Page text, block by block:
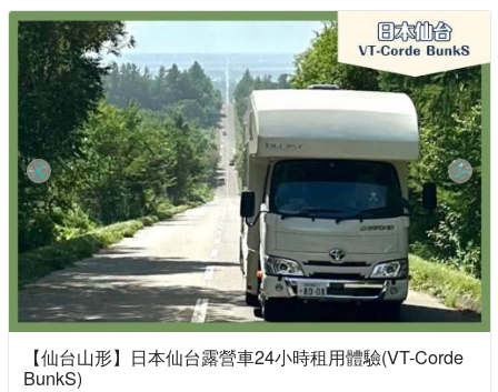
【仙台山形】日本仙台露營車24小時租用體驗(VT-Corde
BunkS)